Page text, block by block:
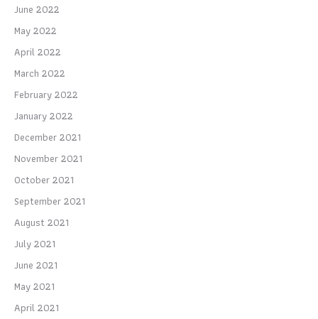
June 2022
May 2022
April 2022
March 2022
February 2022
January 2022
December 2021
November 2021
October 2021
September 2021
August 2021
July 2021
June 2021
May 2021
April 2021